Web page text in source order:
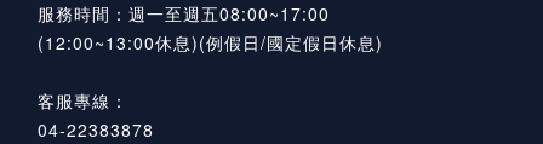
服務時間：週一至週五08:00~17:00
(12:00~13:00休息)(例假日/國定假日休息)
客服專線：
04-22383878